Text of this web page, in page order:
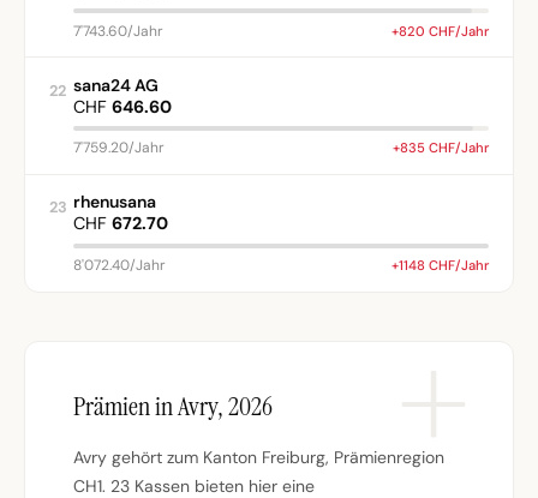
7'743.60/Jahr +820 CHF/Jahr
22 sana24 AG
CHF 646.60
7'759.20/Jahr +835 CHF/Jahr
23 rhenusana
CHF 672.70
8'072.40/Jahr +1148 CHF/Jahr
Prämien in Avry, 2026
Avry gehört zum Kanton Freiburg, Prämienregion
CH1. 23 Kassen bieten hier eine